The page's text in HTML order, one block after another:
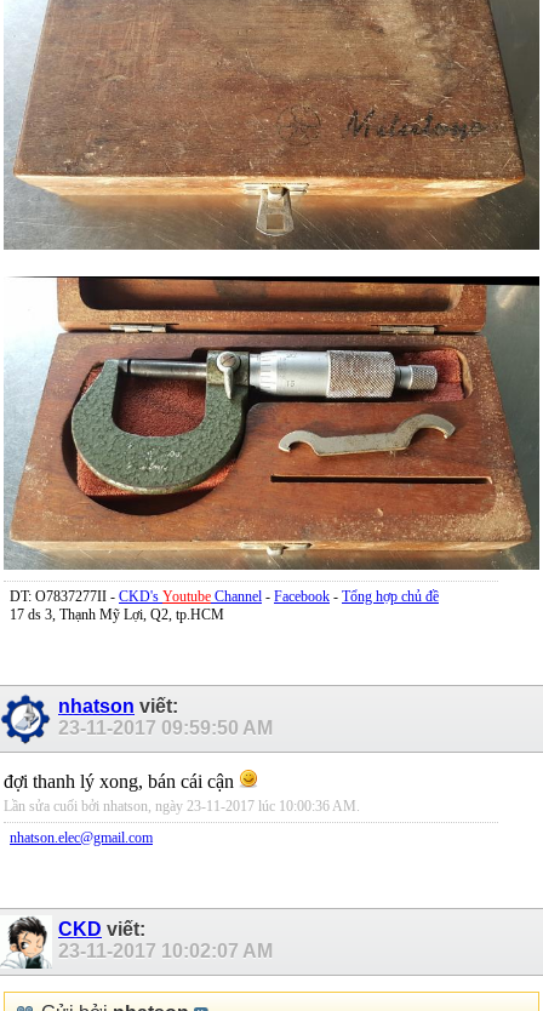
DT: O7837277II - CKD's Youtube Channel - Facebook - Tổng hợp chủ đề
17 ds 3, Thạnh Mỹ Lợi, Q2, tp.HCM
nhatson viết:
23-11-2017 09:59:50 AM
đợi thanh lý xong, bán cái cận
Lần sửa cuối bởi nhatson, ngày 23-11-2017 lúc 10:00:36 AM
nhatson.elec@gmail.com
CKD viết:
23-11-2017 10:02:07 AM